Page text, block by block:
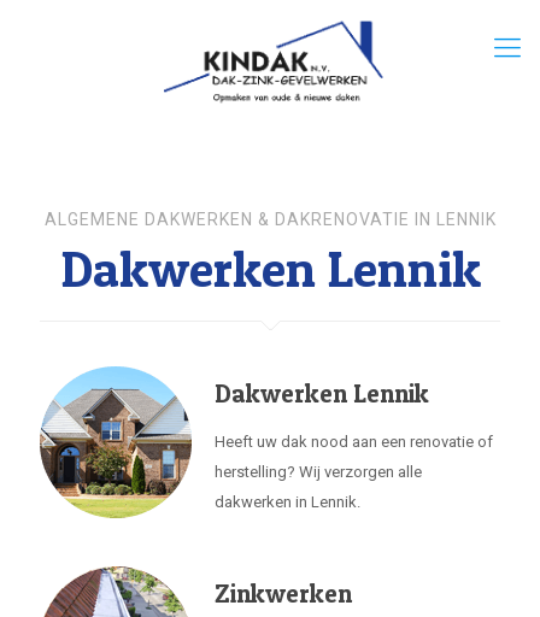
ALGEMENE DAKWERKEN & DAKRENOVATIE IN LENNIK
Dakwerken Lennik
Dakwerken Lennik
Heeft uw dak nood aan een renovatie of
herstelling? Wij verzorgen alle
dakwerken in Lennik.
Zinkwerken